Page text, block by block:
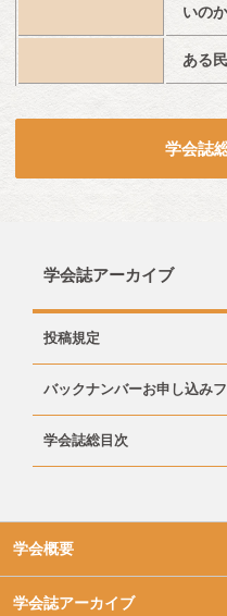
いの
ある
学会誌
学会誌アーカイブ
投稿規定
バックナンバーお申し込み
学会誌総目次
学会概要
学会誌アーカイブ